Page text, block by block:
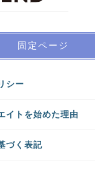
固定ページ
シー
イトを始めた理由
づく表記